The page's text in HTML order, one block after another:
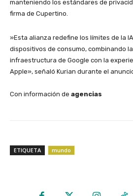
manteniendo los estándares de
firma de Cupertino.
​»Esta alianza redefine los límites de la
dispositivos de consumo, combinando
infraestructura de Google con la
Apple», señaló Kurian durante el
Con información de agencias
ETIQUETA mundo